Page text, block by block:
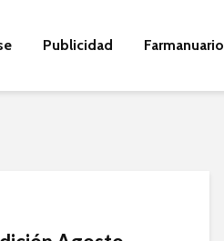
Publicidad Farmanuario